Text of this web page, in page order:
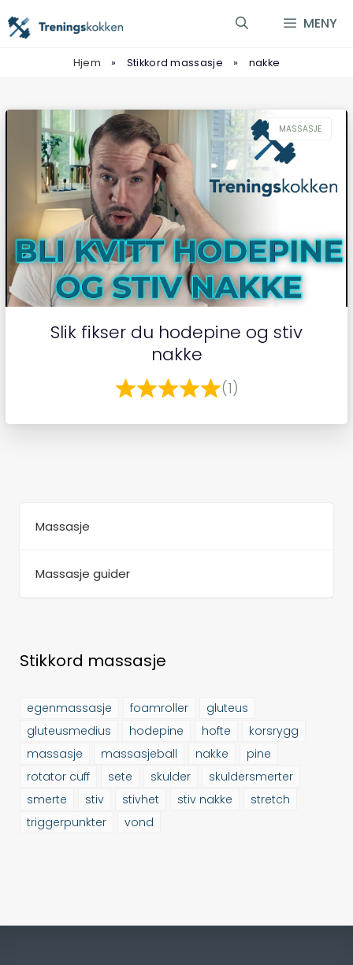
til
MENY
Hjem » Stikkord massasje » nakke
Slik fikser du hodepine og stiv
nakke
(1)
Massasje
Massasje guider
Stikkord massasje
egenmassasje foamroller
gluteus
gluteusmedius
hodepine hofte
korsrygg
massasje
massasjeball nakke
pine
rotator cuff
sete skulder
skuldersmerter
smerte
stiv stivhet stiv nakke
stretch
triggerpunkter
vond